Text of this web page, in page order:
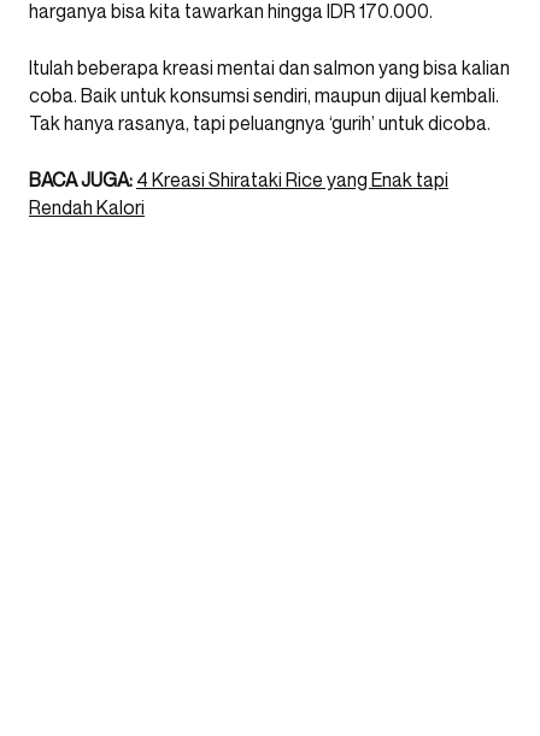
harganya bisa kita tawarkan hingga IDR 170.000.
Itulah beberapa kreasi mentai dan salmon yang bisa kalian
coba. Baik untuk konsumsi sendiri, maupun dijual kembali.
Tak hanya rasanya, tapi peluangnya ‘gurih’ untuk dicoba.
BACA JUGA: 4 Kreasi Shirataki Rice yang Enak tapi
Rendah Kalori